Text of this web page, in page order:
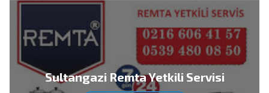
Sultangazi Remta Yetkili Servisi